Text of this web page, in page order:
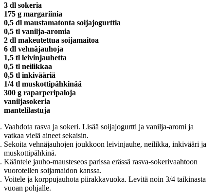
3 dl sokeria
175 g margariinia
0,5 dl maustamatonta soijajogurttia
0,5 tl vanilja-aromia
2 dl makeutettua soijamaitoa
6 dl vehnäjauhoja
1,5 tl leivinjauhetta
0,5 tl neilikkaa
0,5 tl inkivääriä
1/4 tl muskottipähkinää
300 g raparperipaloja
vaniljasokeria
mantelilastuja
Vaahdota rasva ja sokeri. Lisää soijajogurtti ja vanilja-aromi ja
vatkaa vielä aineet sekaisin.
Sekoita vehnäjauhojen joukkoon leivinjauhe, neilikka, inkivääri ja
muskottipähkinä.
Kääntele jauho-mausteseos parissa erässä rasva-sokerivaahtoon
vuorotellen soijamaidon kanssa.
Voitele ja korppujauhota piirakkavuoka. Levitä noin 3/4 taikinasta
vuoan pohjalle.